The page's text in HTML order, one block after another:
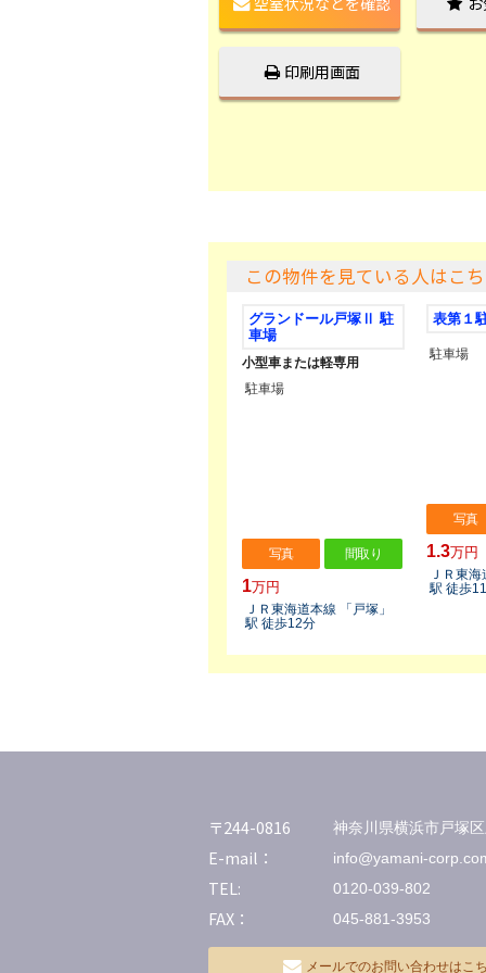
空室状況などを確認
印刷用画面
この物件を見ている人はこ
グランドール戸塚Ⅱ 駐
車場
小型車または軽専用
駐車場
写真 間取り
1万円
ＪＲ東海道本線 「戸塚」
駅 徒歩12分
表第１
駐車場
写真
1.3万円
ＪＲ東海
駅 徒歩
〒244-0816 神奈川県横浜市戸塚
E-mail： info@yamani-
TEL: 0120-039-802
FAX： 045-881-3953